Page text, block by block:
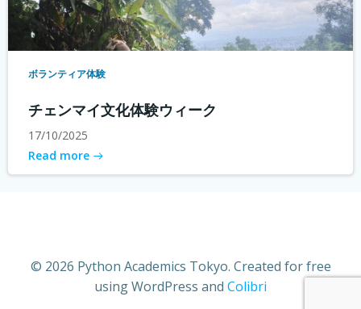
ボランティア体験
チェンマイ文化体験ウィーク
17/10/2025
Read more
© 2026 Python Academics Tokyo. Created for free
using WordPress and Colibri